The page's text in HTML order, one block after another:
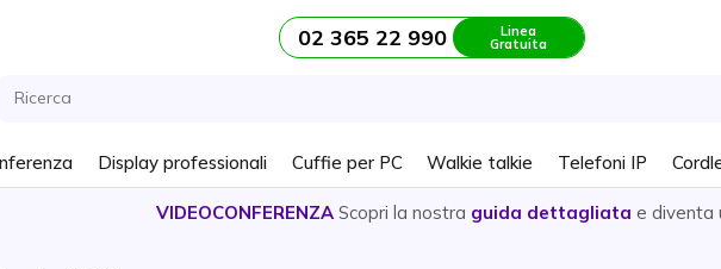
02 365 22 990 Linea
Gratuita
Display professionali Cuffie per PC Walkie talkie Telefoni IP
VIDEOCONFERENZA Scopri la nostra guida dettagliata e diventa